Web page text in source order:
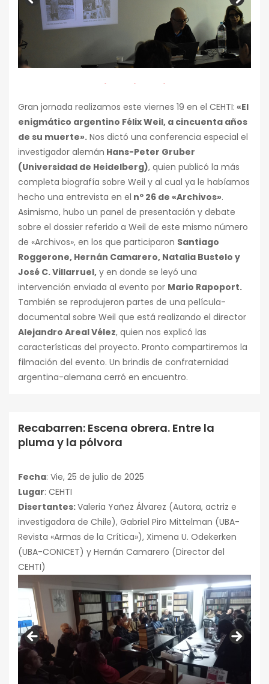
Gran jornada realizamos este viernes 19 en el CEHTI: «El
enigmático argentino Félix Weil, a cincuenta años
de su muerte». Nos dictó una conferencia especial el
investigador alemán Hans-Peter Gruber
(Universidad de Heidelberg), quien publicó la más
completa biografía sobre Weil y al cual ya le habíamos
hecho una entrevista en el nº 26 de «Archivos».
Asimismo, hubo un panel de presentación y debate
sobre el dossier referido a Weil de este mismo número
de «Archivos», en los que participaron Santiago
Roggerone, Hernán Camarero, Natalia Bustelo y
José C. Villarruel, y en donde se leyó una
intervención enviada al evento por Mario Rapoport.
También se reprodujeron partes de una película-
documental sobre Weil que está realizando el director
Alejandro Areal Vélez, quien nos explicó las
características del proyecto. Pronto compartiremos la
filmación del evento. Un brindis de confraternidad
argentina-alemana cerró en encuentro.
Conferencias
Recabarren: Escena obrera. Entre la
pluma y la pólvora
Fecha: Vie, 25 de julio de 2025
Lugar: CEHTI
Disertantes:Valeria Yañez Álvarez (Autora, actriz e
investigadora de Chile), Gabriel Piro Mittelman (UBA-
Revista «Armas de la Crítica»), Ximena U. Odekerken
(UBA-CONICET) y Hernán Camarero (Director del
CEHTI)